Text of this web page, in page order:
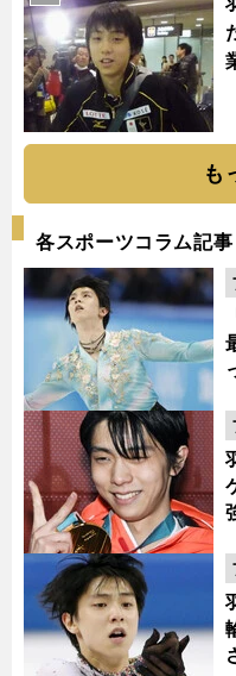
も
各スポーツコラム記事